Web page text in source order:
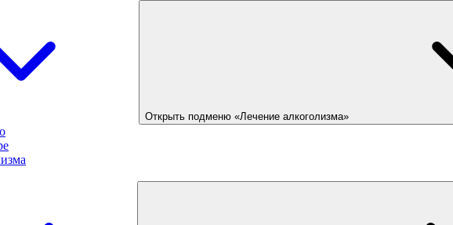
Открыть подменю «Лечение алкоголизма»